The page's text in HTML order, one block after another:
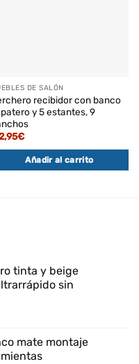
DE SALÓN
recibidor con banco
y 5 estantes, 9
€
Añadir al carrito
tinta y beige
sin
mate montaje